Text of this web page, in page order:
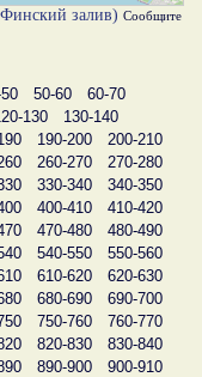
залив) Сообщите
50-60
60-70
130
130-140
190-200
200-210
260-270
270-280
330-340
340-350
400-410
410-420
470-480
480-490
540-550
550-560
610-620
620-630
680-690
690-700
750-760
760-770
820-830
830-840
890-900
900-910